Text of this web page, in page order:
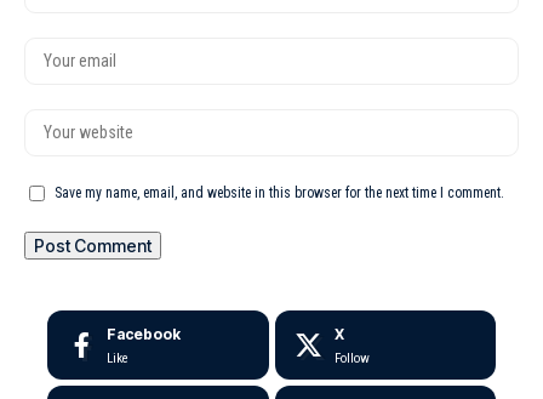
Save my name, email, and website in this browser for the next time I comment.
Facebook
Like
X
Follow